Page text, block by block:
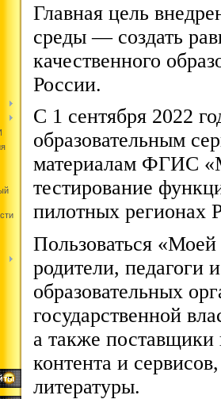
Главная цель
среды — создать
качественного
России.
С 1 сентября 2022
образовательным
материалам ФГИС
тестирование
пилотных регионах
Пользоваться
родители, педагоги
образовательных
государственной
а также поставщики
контента и
литературы.